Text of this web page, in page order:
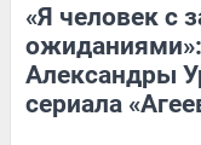
«Я человек с
Александры
сериала